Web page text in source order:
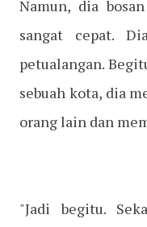
Namun, dia
sangat cepat.
petualangan.
sebuah kota, dia
orang lain dan
"Jadi begitu.